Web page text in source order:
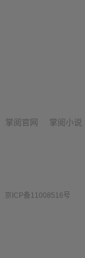
掌阅官网 掌阅小说
京ICP备11008516号